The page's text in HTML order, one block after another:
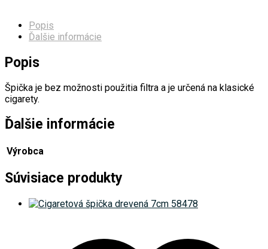
Popis
Ďalšie informácie
Popis
Špička je bez možnosti použitia filtra a je určená na klasické
cigarety.
Ďalšie informácie
Výrobca
Súvisiace produkty